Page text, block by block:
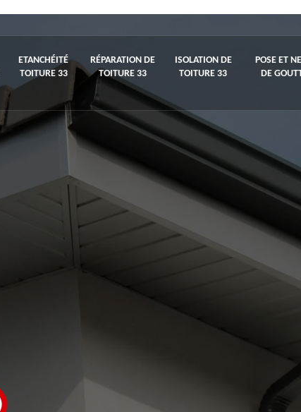
ETANCHÉITÉ
TOITURE 33
RÉPARATION DE
TOITURE 33
ISOLATION DE
TOITURE 33
POSE ET
DE